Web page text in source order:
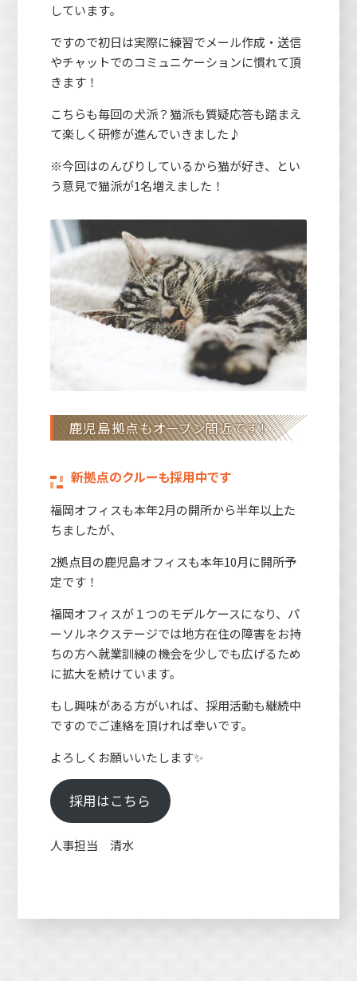
しています。
ですので初日は実際に練習でメール作成・送信
やチャットでのコミュニケーションに慣れて頂
きます！
こちらも毎回の犬派？猫派も質疑応答も踏まえ
て楽しく研修が進んでいきました♪
※今回はのんびりしているから猫が好き、とい
う意見で猫派が1名増えました！
鹿児島拠点もオープン間近です！
新拠点のクルーも採用中です
福岡オフィスも本年2月の開所から半年以上た
ちましたが、
2拠点目の鹿児島オフィスも本年10月に開所予
定です！
福岡オフィスが１つのモデルケースになり、パ
ーソルネクステージでは地方在住の障害をお持
ちの方へ就業訓練の機会を少しでも広げるため
に拡大を続けています。
もし興味がある方がいれば、採用活動も継続中
ですのでご連絡を頂ければ幸いです。
よろしくお願いいたします✨
採用はこちら
人事担当 清水